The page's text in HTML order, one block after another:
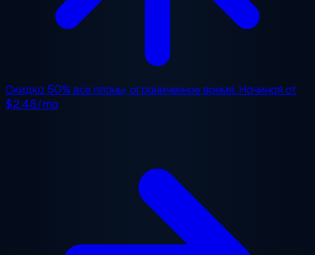
Скидка 50% все планы, ограниченное время. Начиная от
$2.48/mo